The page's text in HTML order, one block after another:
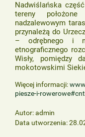
Nadwiślańska
tereny
nadzalewowym
przynależą do
– odrębnego i
etnograficznego
Wisły, pomiędzy
mokotowskimi
Więcej informacji:
piesze-i-rowerowe#cnt
Autor: admin
Data utworzenia: